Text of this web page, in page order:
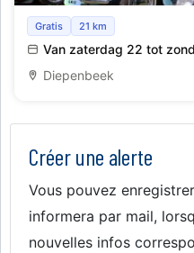
Oldtimer meeting
Gratis 21 km
Van zaterdag 22 tot
Diepenbeek
Créer une alerte
Vous pouvez
informera par mail,
nouvelles infos